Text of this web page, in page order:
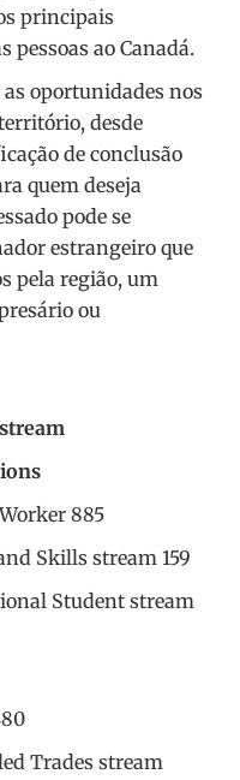
principais
ao Canadá.
oportunidades nos
desde
de conclusão
quem deseja
pode se
estrangeiro que
pela região, um
ou
885
Skills stream 159
Student stream
Trades stream